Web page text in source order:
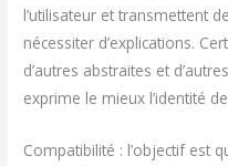
l’utilisateur et transmettent
nécessiter d’explications.
d’autres abstraites et
exprime le mieux l’identité
Compatibilité : l’objectif est